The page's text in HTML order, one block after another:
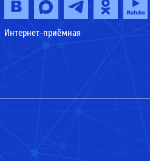
Интернет-приёмная